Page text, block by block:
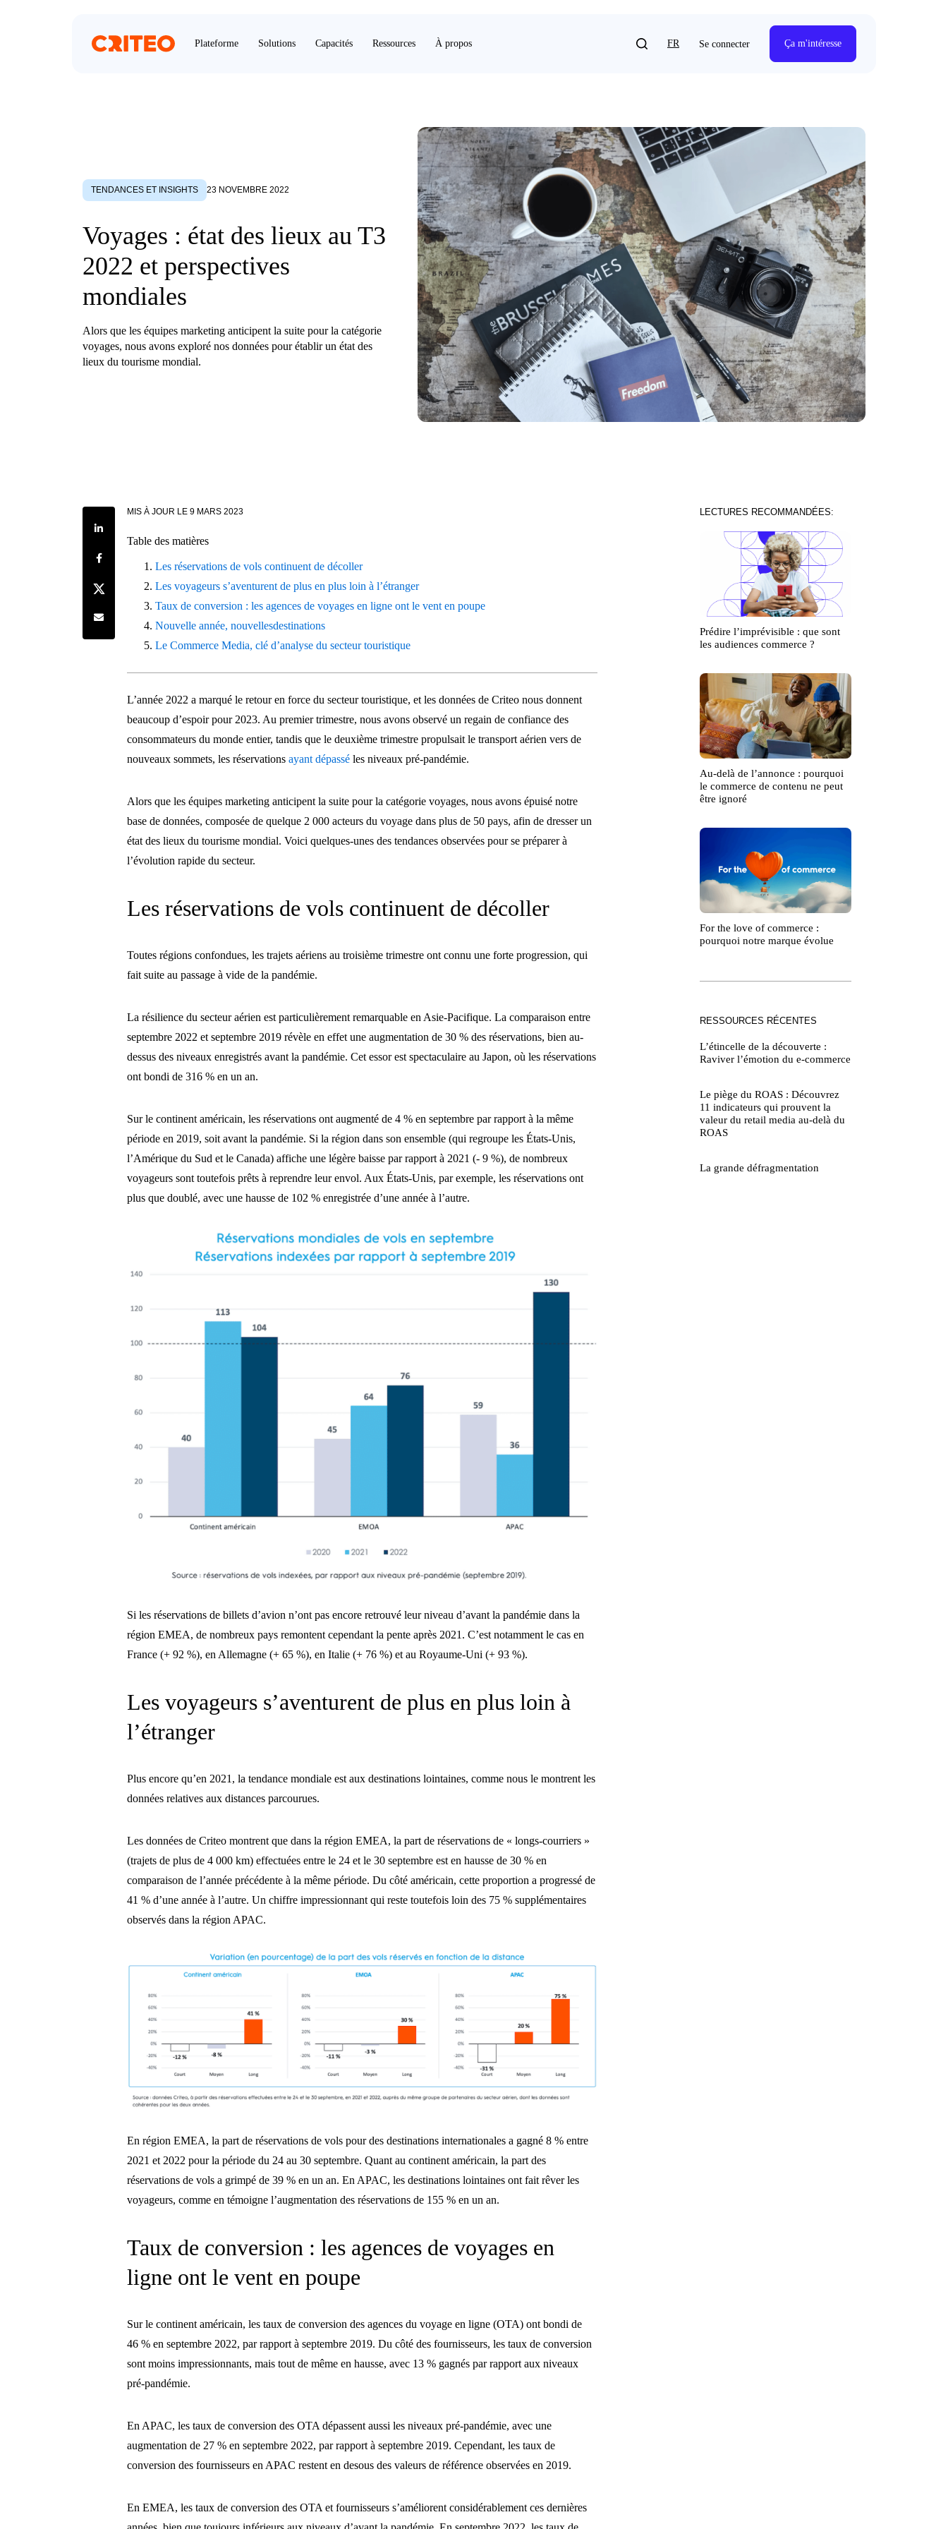
Plateforme Solutions Capacités Ressources À propos FR Se connecter Ça m'intéresse
TENDANCES ET INSIGHTS 23 NOVEMBRE 2022
Voyages : état des lieux au T3
2022 et perspectives
mondiales
Alors que les équipes marketing anticipent la suite pour la catégorie
voyages, nous avons exploré nos données pour établir un état des
lieux du tourisme mondial.
Share on LinkedIn
Share on Facebook
Share on Twitter
Share by e-mail
MIS À JOUR LE 9 MARS 2023
Table des matières
Les réservations de vols continuent de décoller
Les voyageurs s’aventurent de plus en plus loin à l’étranger
Taux de conversion : les agences de voyages en ligne ont le vent en poupe
Nouvelle année, nouvellesdestinations
Le Commerce Media, clé d’analyse du secteur touristique
L’année 2022 a marqué le retour en force du secteur touristique, et les données de Criteo nous donnent
beaucoup d’espoir pour 2023. Au premier trimestre, nous avons observé un regain de confiance des
consommateurs du monde entier, tandis que le deuxième trimestre propulsait le transport aérien vers de
nouveaux sommets, les réservationsayant dépassé les niveaux pré-pandémie.
Alors que les équipes marketing anticipent la suite pour la catégorie voyages, nous avons épuisé notre
base de données, composée de quelque 2 000 acteurs du voyage dans plus de 50 pays, afin de dresser un
état des lieux du tourisme mondial. Voici quelques-unes des tendances observées pour se préparer à
l’évolution rapide du secteur.
Les réservations de vols continuent de décoller
Toutes régions confondues, les trajets aériens au troisième trimestre ont connu une forte progression, qui
fait suite au passage à vide de la pandémie.
La résilience du secteur aérien est particulièrement remarquable en Asie-Pacifique. La comparaison entre
septembre 2022 et septembre 2019 révèle en effet une augmentation de 30 % des réservations, bien au-
dessus des niveaux enregistrés avant la pandémie. Cet essor est spectaculaire au Japon, où les réservations
ont bondi de 316 % en un an.
Sur le continent américain, les réservations ont augmenté de 4 % en septembre par rapport à la même
période en 2019, soit avant la pandémie. Si la région dans son ensemble (qui regroupe les États-Unis,
l’Amérique du Sud et le Canada) affiche une légère baisse par rapport à 2021 (- 9 %), de nombreux
voyageurs sont toutefois prêts à reprendre leur envol. Aux États-Unis, par exemple, les réservations ont
plus que doublé, avec une hausse de 102 % enregistrée d’une année à l’autre.
Si les réservations de billets d’avion n’ont pas encore retrouvé leur niveau d’avant la pandémie dans la
région EMEA, de nombreux pays remontent cependant la pente après 2021. C’est notamment le cas en
France (+ 92 %), en Allemagne (+ 65 %), en Italie (+ 76 %) et au Royaume-Uni (+ 93 %).
Les voyageurs s’aventurent de plus en plus loin à
l’étranger
Plus encore qu’en 2021, la tendance mondiale est aux destinations lointaines, comme nous le montrent les
données relatives aux distances parcourues.
Les données de Criteo montrent que dans la région EMEA, la part de réservations de « longs-courriers »
(trajets de plus de 4 000 km) effectuées entre le 24 et le 30 septembre est en hausse de 30 % en
comparaison de l’année précédente à la même période. Du côté américain, cette proportion a progressé de
41 % d’une année à l’autre. Un chiffre impressionnant qui reste toutefois loin des 75 % supplémentaires
observés dans la région APAC.
En région EMEA, la part de réservations de vols pour des destinations internationales a gagné 8 % entre
2021 et 2022 pour la période du 24 au 30 septembre. Quant au continent américain, la part des
réservations de vols a grimpé de 39 % en un an. En APAC, les destinations lointaines ont fait rêver les
voyageurs, comme en témoigne l’augmentation des réservations de 155 % en un an.
Taux de conversion : les agences de voyages en
ligne ont le vent en poupe
Sur le continent américain, les taux de conversion des agences du voyage en ligne (OTA) ont bondi de
46 % en septembre 2022, par rapport à septembre 2019. Du côté des fournisseurs, les taux de conversion
sont moins impressionnants, mais tout de même en hausse, avec 13 % gagnés par rapport aux niveaux
pré-pandémie.
En APAC, les taux de conversion des OTA dépassent aussi les niveaux pré-pandémie, avec une
augmentation de 27 % en septembre 2022, par rapport à septembre 2019. Cependant, les taux de
conversion des fournisseurs en APAC restent en desous des valeurs de référence observées en 2019.
En EMEA, les taux de conversion des OTA et fournisseurs s’améliorent considérablement ces dernières
LECTURES RECOMMANDÉES:
Prédire l’imprévisible : que sont
les audiences commerce ?
Au-delà de l’annonce : pourquoi
le commerce de contenu ne peut
être ignoré
For the love of commerce :
pourquoi notre marque évolue
RESSOURCES RÉCENTES
L’étincelle de la découverte :
Raviver l’émotion du e-commerce
Le piège du ROAS : Découvrez
11 indicateurs qui prouvent la
valeur du retail media au-delà du
ROAS
La grande défragmentation